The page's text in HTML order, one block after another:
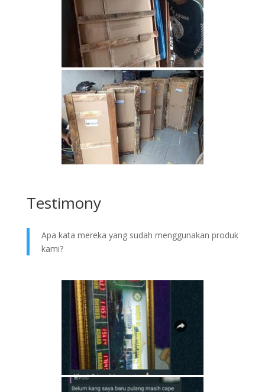
Testimony
Apa kata mereka yang sudah menggunakan produk
kami?